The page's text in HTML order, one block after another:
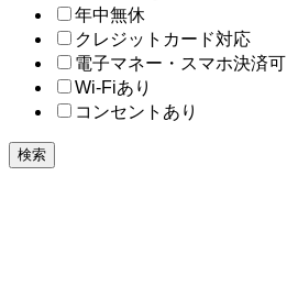
年中無休
クレジットカード対応
電子マネー・スマホ決済可
Wi-Fiあり
コンセントあり
検索